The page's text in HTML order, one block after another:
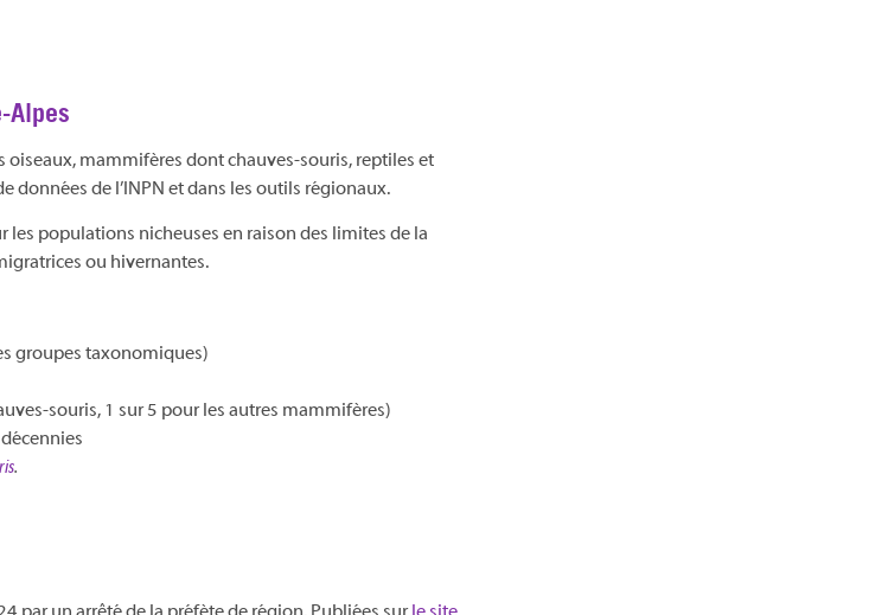
Alpes
oiseaux, mammifères dont chauves-souris, reptiles et
données de l’INPN et dans les outils régionaux.
les populations nicheuses en raison des limites de la
ou hivernantes.
groupes taxonomiques)
souris, 1 sur 5 pour les autres mammifères)
.